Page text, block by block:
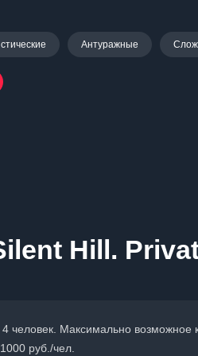
Антуражные
Hill.
человек. Максимально возможное
руб./чел.